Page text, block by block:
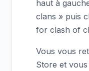
haut à
clans » puis
for clash of
Vous vous
Store et